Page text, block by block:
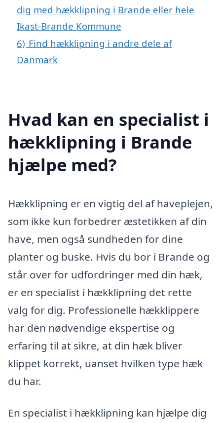
dig med hækklipning i Brande eller hele
Ikast-Brande Kommune
6) Find hækklipning i andre dele af
Danmark
Hvad kan en specialist i
hækklipning i Brande
hjælpe med?
Hækklipning er en vigtig del af haveplejen,
som ikke kun forbedrer æstetikken af din
have, men også sundheden for dine
planter og buske. Hvis du bor i Brande og
står over for udfordringer med din hæk,
er en specialist i hækklipning det rette
valg for dig. Professionelle hækklippere
har den nødvendige ekspertise og
erfaring til at sikre, at din hæk bliver
klippet korrekt, uanset hvilken type hæk
du har.
En specialist i hækklipning kan hjælpe dig